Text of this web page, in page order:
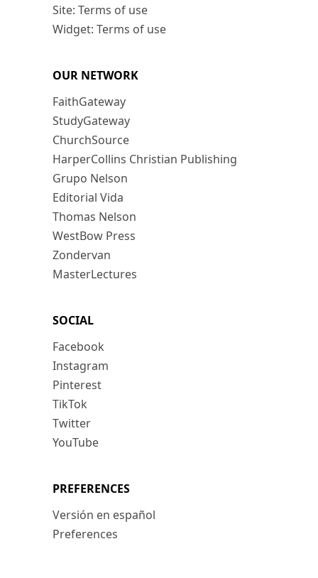
Site: Terms of use
Widget: Terms of use
OUR NETWORK
FaithGateway
StudyGateway
ChurchSource
HarperCollins Christian Publishing
Grupo Nelson
Editorial Vida
Thomas Nelson
WestBow Press
Zondervan
MasterLectures
SOCIAL
Facebook
Instagram
Pinterest
TikTok
Twitter
YouTube
PREFERENCES
Versión en español
Preferences